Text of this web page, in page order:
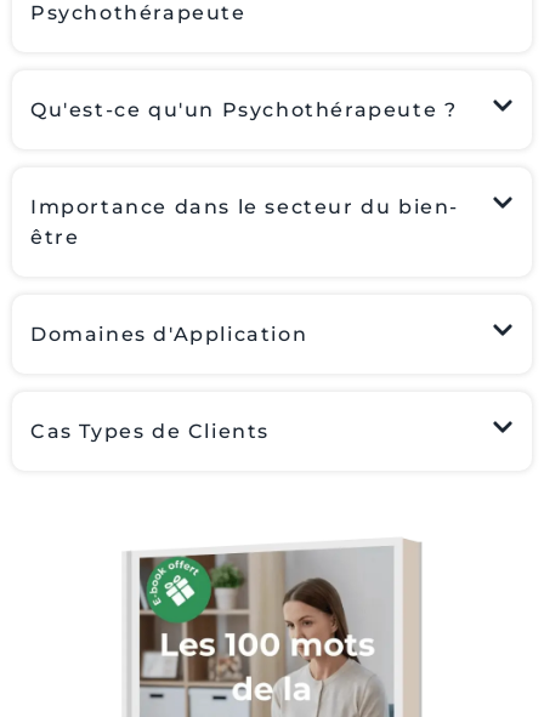
Psychothérapeute
Qu'est-ce qu'un Psychothérapeute ?
Importance dans le secteur du bien-
être
Domaines d'Application
Cas Types de Clients